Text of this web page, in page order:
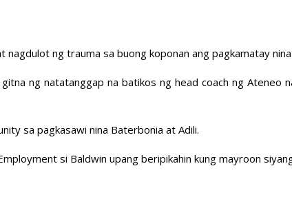
ng trauma sa buong koponan ang pagkamatay
gitna ng natatanggap na batikos ng head coach ng
sa pagkasawi nina Baterbonia at Adili.
si Baldwin upang beripikahin kung mayroon